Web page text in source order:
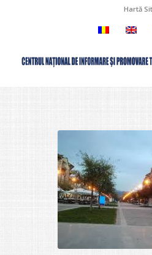
Hartă
Recreere